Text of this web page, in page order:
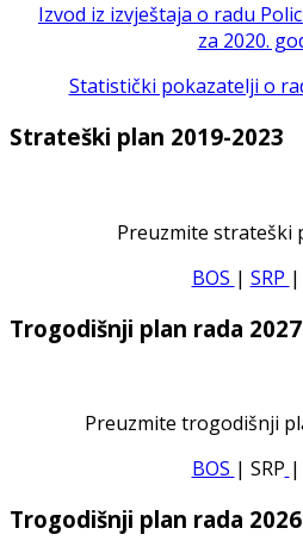
Izvod iz izvještaja o radu
za 2020.
Statistički pokazatelji o
Strateški plan 2019-2023
Preuzmite strateški
BOS | SRP |
Trogodišnji plan rada
Preuzmite trogodišnji
BOS | SRP |
Trogodišnji plan rada